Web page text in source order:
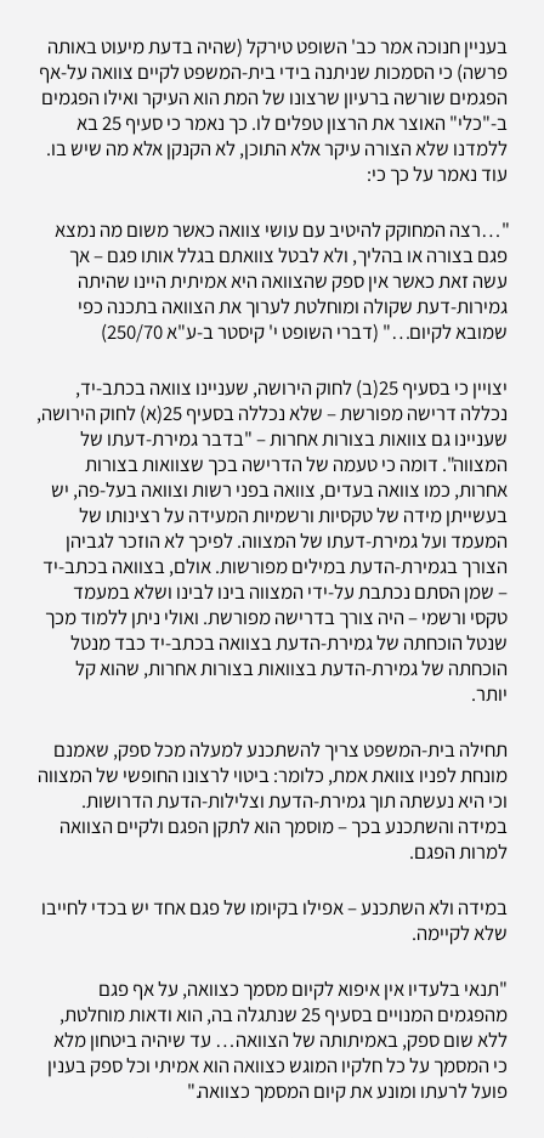
בעניין חנוכה אמר כב' השופט טירקל (שהיה בדעת מיעוט באותה
פרשה) כי הסמכות שניתנה בידי בית-המשפט לקיים צוואה על-אף
הפגמים שורשה ברעיון שרצונו של המת הוא העיקר ואילו הפגמים
ב-"כלי" האוצר את הרצון טפלים לו. כך נאמר כי סעיף 25 בא
ללמדנו שלא הצורה עיקר אלא התוכן, לא הקנקן אלא מה שיש בו.
עוד נאמר על כך כי:
"…רצה המחוקק להיטיב עם עושי צוואה כאשר משום מה נמצא
פגם בצורה או בהליך, ולא לבטל צוואתם בגלל אותו פגם – אך
עשה זאת כאשר אין ספק שהצוואה היא אמיתית היינו שהיתה
גמירות-דעת שקולה ומוחלטת לערוך את הצוואה בתכנה כפי
שמובא לקיום…" (דברי השופט י' קיסטר ב-ע"א 250/70)
יצויין כי בסעיף 25(ב) לחוק הירושה, שעניינו צוואה בכתב-יד,
נכללה דרישה מפורשת – שלא נכללה בסעיף 25(א) לחוק הירושה,
שעניינו גם צוואות בצורות אחרות – "בדבר גמירת-דעתו של
המצווה". דומה כי טעמה של הדרישה בכך שצוואות בצורות
אחרות, כמו צוואה בעדים, צוואה בפני רשות וצוואה בעל-פה, יש
בעשייתן מידה של טקסיות ורשמיות המעידה על רצינותו של
המעמד ועל גמירת-דעתו של המצווה. לפיכך לא הוזכר לגביהן
הצורך בגמירת-הדעת במילים מפורשות. אולם, בצוואה בכתב-יד
– שמן הסתם נכתבת על-ידי המצווה בינו לבינו ושלא במעמד
טקסי ורשמי – היה צורך בדרישה מפורשת. ואולי ניתן ללמוד מכך
שנטל הוכחתה של גמירת-הדעת בצוואה בכתב-יד כבד מנטל
הוכחתה של גמירת-הדעת בצוואות בצורות אחרות, שהוא קל
יותר.
תחילה בית-המשפט צריך להשתכנע למעלה מכל ספק, שאמנם
מונחת לפניו צוואת אמת, כלומר: ביטוי לרצונו החופשי של המצווה
וכי היא נעשתה תוך גמירת-הדעת וצלילות-הדעת הדרושות.
במידה והשתכנע בכך – מוסמך הוא לתקן הפגם ולקיים הצוואה
למרות הפגם.
במידה ולא השתכנע – אפילו בקיומו של פגם אחד יש בכדי לחייבו
שלא לקיימה.
"תנאי בלעדיו אין איפוא לקיום מסמך כצוואה, על אף פגם
מהפגמים המנויים בסעיף 25 שנתגלה בה, הוא ודאות מוחלטת,
ללא שום ספק, באמיתותה של הצוואה… עד שיהיה ביטחון מלא
כי המסמך על כל חלקיו המוגש כצוואה הוא אמיתי וכל ספק בענין
פועל לרעתו ומונע את קיום המסמך כצוואה."